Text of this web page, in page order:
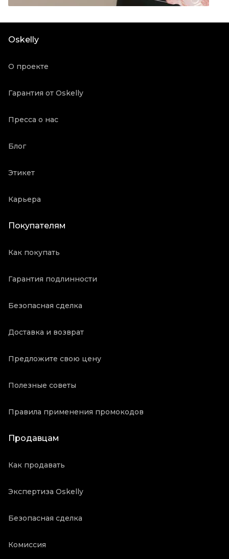
Состояние товара
Oskelly
О проекте
Гарантия от Oskelly
Пресса о нас
Блог
Этикет
Карьера
Покупателям
Как покупать
Гарантия подлинности
Безопасная сделка
Доставка и возврат
Предложите свою цену
Полезные советы
Правила применения промокодов
Продавцам
Как продавать
Экспертиза Oskelly
Безопасная сделка
Комиссия